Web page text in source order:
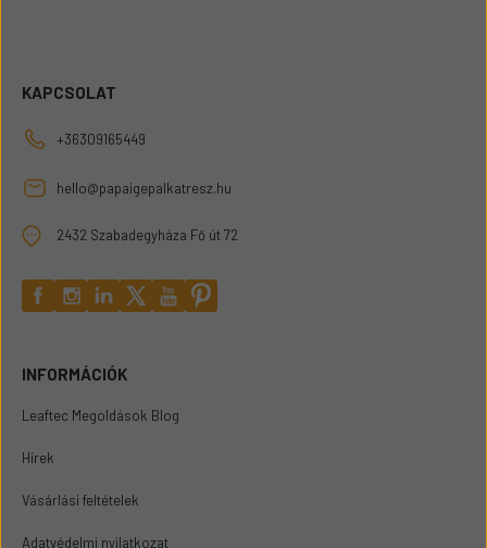
KAPCSOLAT
+36309165449
hello@papaigepalkatresz.hu
2432 Szabadegyháza Fő út 72
INFORMÁCIÓK
Leaftec Megoldások Blog
Hírek
Vásárlási feltételek
Adatvédelmi nyilatkozat